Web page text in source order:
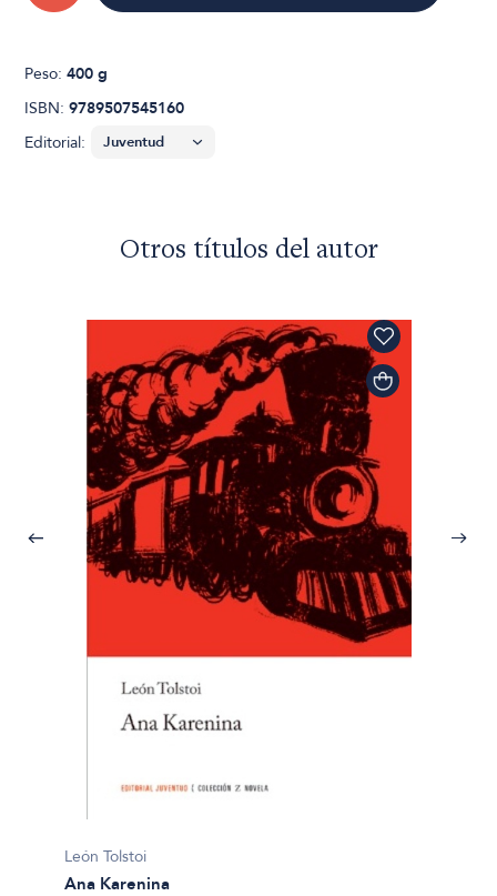
Peso:400 g
ISBN:9789507545160
Editorial:
Otros títulos del autor
León Tolstoi
Ana Karenina